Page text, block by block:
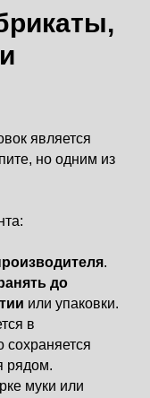
является
но одним из
.
до
или упаковки.
в
сохраняется
рядом.
муки или